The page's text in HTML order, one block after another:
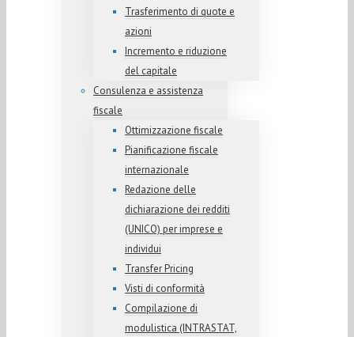
Trasferimento di quote e
azioni
Incremento e riduzione
del capitale
Consulenza e assistenza
fiscale
Ottimizzazione fiscale
Pianificazione fiscale
internazionale
Redazione delle
dichiarazione dei redditi
(UNICO) per imprese e
individui
Transfer Pricing
Visti di conformità
Compilazione di
modulistica (INTRASTAT,